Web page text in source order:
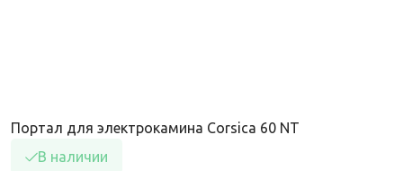
Портал для электрокамина Corsica 60 NT
В наличии